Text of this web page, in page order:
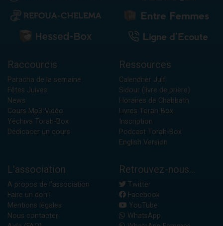
Raccourcis
Paracha de la semaine
Fêtes Juives
News
Cours Mp3-Vidéo
Yéchiva Torah-Box
Dédicacer un cours
Ressources
Calendrier Juif
Sidour (livre de prière)
Horaires de Chabbath
Livres Torah-Box
Inscription
Podcast Torah-Box
English Version
L'association
A propos de l'association
Faire un don !
Mentions légales
Nous contacter
Retrouvez-nous...
Twitter
Facebook
YouTube
WhatsApp